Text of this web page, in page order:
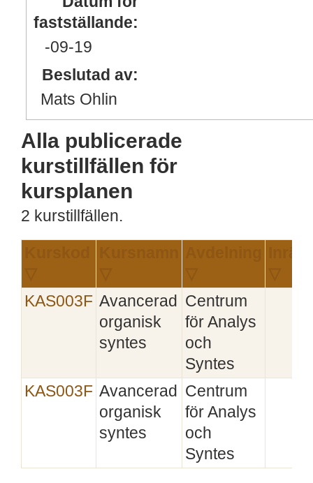
fastställande:
-09-19
Beslutad av:
Mats Ohlin
Alla publicerade
kurstillfällen för
kursplanen
2 kurstillfällen.
KAS003F Avancerad
organisk
syntes
Centrum
för Analys
och
Syntes
KAS003F Avancerad
organisk
syntes
Centrum
för Analys
och
Syntes